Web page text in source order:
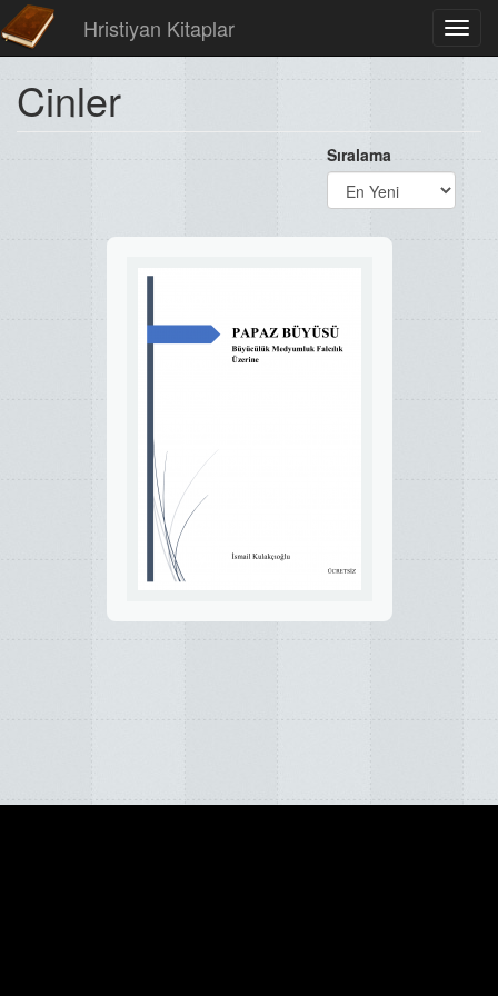
Hristiyan Kitaplar
Cinler
Sıralama